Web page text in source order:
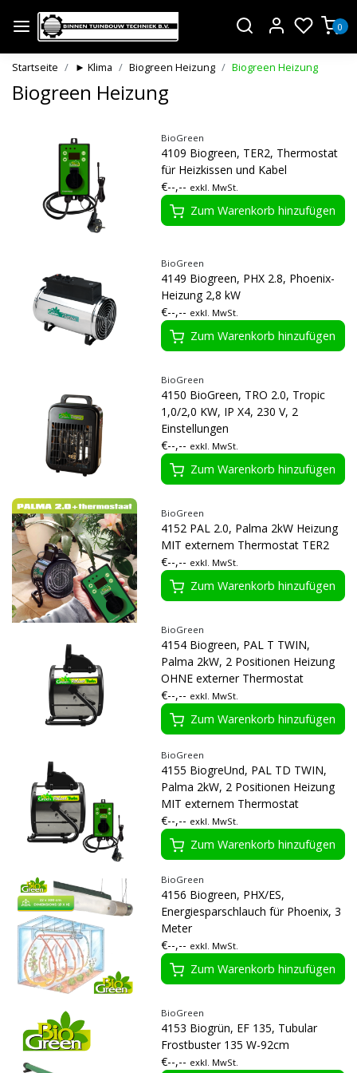
0
Startseite ► Klima Biogreen Heizung Biogreen Heizung
Biogreen Heizung
BioGreen
4109 Biogreen, TER2, Thermostat
für Heizkissen und Kabel
€--,-- exkl. MwSt.
Zum Warenkorb hinzufügen
BioGreen
4149 Biogreen, PHX 2.8, Phoenix-
Heizung 2,8 kW
€--,-- exkl. MwSt.
Zum Warenkorb hinzufügen
BioGreen
4150 BioGreen, TRO 2.0, Tropic
1,0/2,0 KW, IP X4, 230 V, 2
Einstellungen
€--,-- exkl. MwSt.
Zum Warenkorb hinzufügen
BioGreen
4152 PAL 2.0, Palma 2kW Heizung
MIT externem Thermostat TER2
€--,-- exkl. MwSt.
Zum Warenkorb hinzufügen
BioGreen
4154 Biogreen, PAL T TWIN,
Palma 2kW, 2 Positionen Heizung
OHNE externer Thermostat
€--,-- exkl. MwSt.
Zum Warenkorb hinzufügen
BioGreen
4155 BiogreUnd, PAL TD TWIN,
Palma 2kW, 2 Positionen Heizung
MIT externem Thermostat
€--,-- exkl. MwSt.
Zum Warenkorb hinzufügen
BioGreen
4156 Biogreen, PHX/ES,
Energiesparschlauch für Phoenix, 3
Meter
€--,-- exkl. MwSt.
Zum Warenkorb hinzufügen
BioGreen
4153 Biogrün, EF 135, Tubular
Frostbuster 135 W-92cm
€--,-- exkl. MwSt.